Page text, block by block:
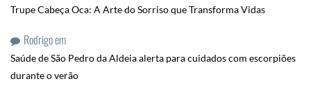
Trupe Cabeça Oca: A Arte do Sorriso que Transforma Vidas
Rodrigoem
Saúde de São Pedro da Aldeia alerta para cuidados com escorpiões
durante o verão